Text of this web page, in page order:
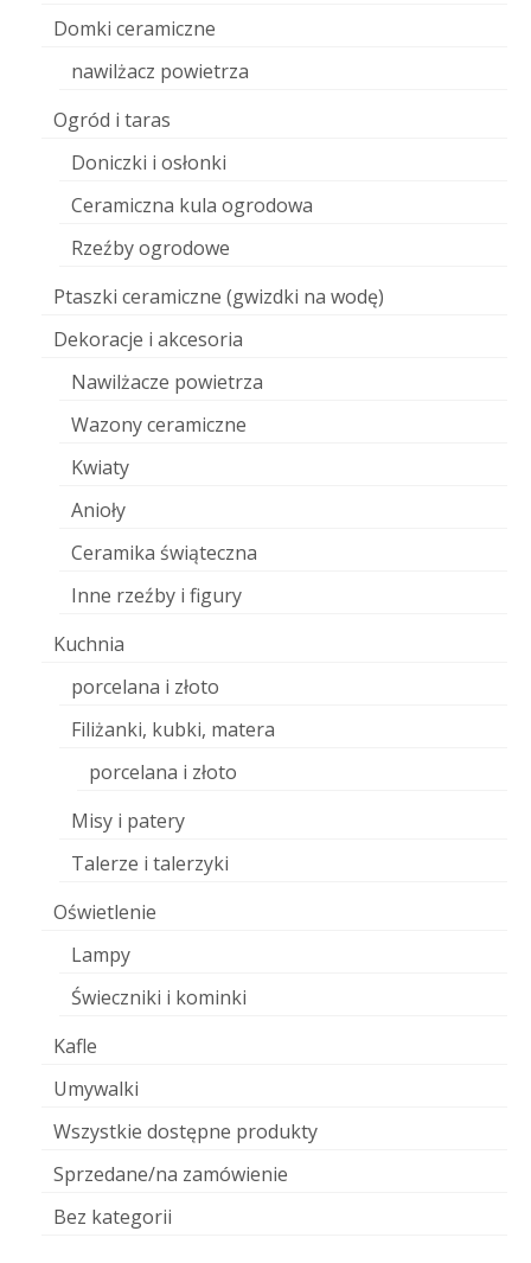
Domki ceramiczne
nawilżacz powietrza
Ogród i taras
Doniczki i osłonki
Ceramiczna kula ogrodowa
Rzeźby ogrodowe
Ptaszki ceramiczne (gwizdki na wodę)
Dekoracje i akcesoria
Nawilżacze powietrza
Wazony ceramiczne
Kwiaty
Anioły
Ceramika świąteczna
Inne rzeźby i figury
Kuchnia
porcelana i złoto
Filiżanki, kubki, matera
porcelana i złoto
Misy i patery
Talerze i talerzyki
Oświetlenie
Lampy
Świeczniki i kominki
Kafle
Umywalki
Wszystkie dostępne produkty
Sprzedane/na zamówienie
Bez kategorii